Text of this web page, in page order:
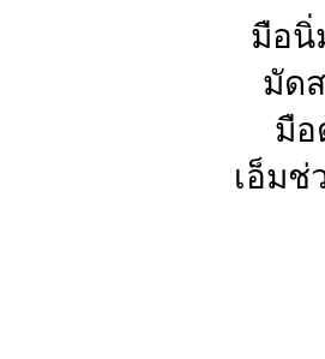
มือนิ่
มัด
มือ
เอ็มช่